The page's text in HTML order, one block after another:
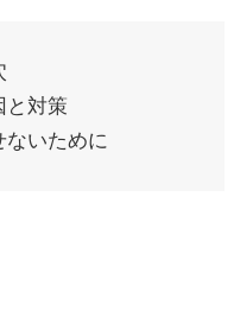
と対策
ないために